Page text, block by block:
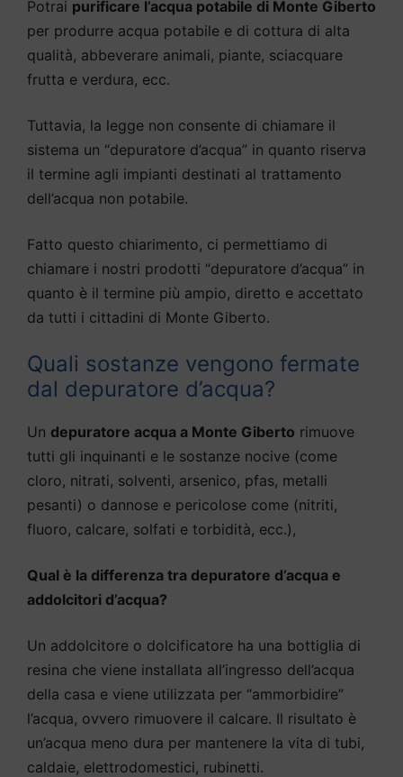
Potrai purificare l’acqua potabile di Monte Giberto
per produrre acqua potabile e di cottura di alta
qualità, abbeverare animali, piante, sciacquare
frutta e verdura, ecc.
Tuttavia, la legge non consente di chiamare il
sistema un “depuratore d’acqua” in quanto riserva
il termine agli impianti destinati al trattamento
dell’acqua non potabile.
Fatto questo chiarimento, ci permettiamo di
chiamare i nostri prodotti “depuratore d’acqua” in
quanto è il termine più ampio, diretto e accettato
da tutti i cittadini di Monte Giberto.
Quali sostanze vengono fermate
dal depuratore d’acqua?
Un depuratore acqua a Monte Giberto rimuove
tutti gli inquinanti e le sostanze nocive (come
cloro, nitrati, solventi, arsenico, pfas, metalli
pesanti) o dannose e pericolose come (nitriti,
fluoro, calcare, solfati e torbidità, ecc.),
Qual è la differenza tra depuratore d’acqua e
addolcitori d’acqua?
Un addolcitore o dolcificatore ha una bottiglia di
resina che viene installata all’ingresso dell’acqua
della casa e viene utilizzata per “ammorbidire”
l’acqua, ovvero rimuovere il calcare. Il risultato è
un’acqua meno dura per mantenere la vita di tubi,
caldaie, elettrodomestici, rubinetti.